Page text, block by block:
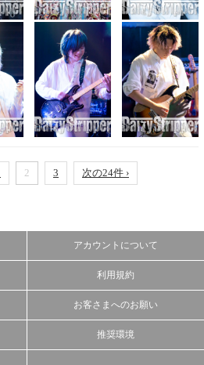
2 3 次の24件 ›
アカウントについて
利用規約
お客さまへのお願い
推奨環境